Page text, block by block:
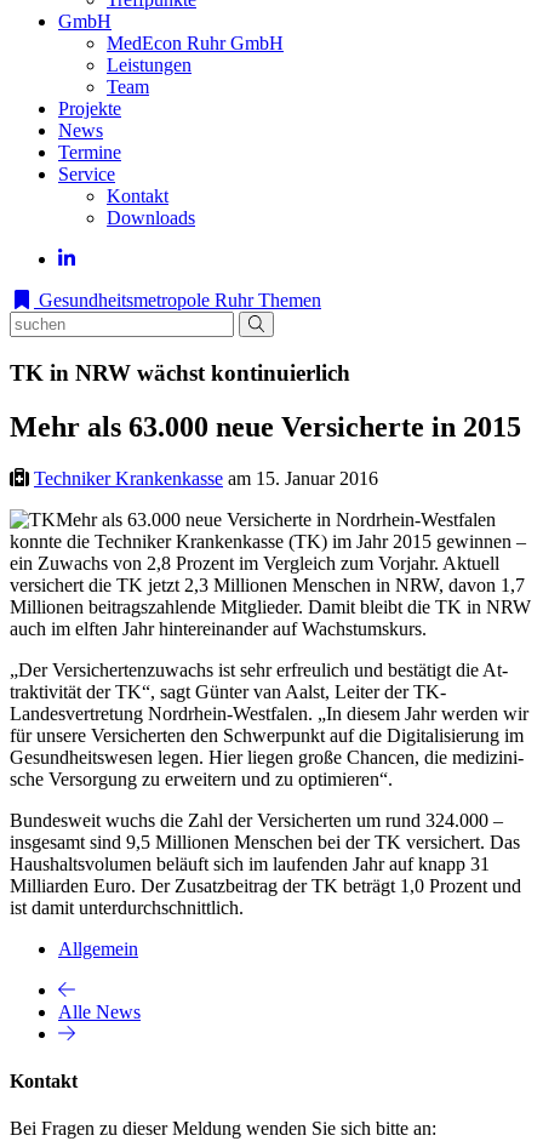
GmbH
MedEcon Ruhr GmbH
Leistungen
Team
Projekte
News
Termine
Service
Kontakt
Downloads
Gesundheitsmetropole Ruhr Themen
TK in NRW wächst kontinuierlich
Mehr als 63.000 neue Versicherte in 2015
Techniker Krankenkasse am 15. Januar 2016
Mehr als 63.000 neue Versicherte in Nordrhein-Westfalen
konnte die Techniker Krankenkasse (TK) im Jahr 2015 gewinnen –
ein Zuwachs von 2,8 Prozent im Vergleich zum Vorjahr. Aktuell
versichert die TK jetzt 2,3 Millionen Menschen in NRW, davon 1,7
Millionen beitragszahlende Mitglieder. Damit bleibt die TK in NRW
auch im elften Jahr hintereinander auf Wachstumskurs.
„Der Versichertenzuwachs ist sehr erfreulich und bestätigt die At-
traktivität der TK“, sagt Günter van Aalst, Leiter der TK-
Landesvertretung Nordrhein-Westfalen. „In diesem Jahr werden wir
für unsere Versicherten den Schwerpunkt auf die Digitalisierung im
Gesundheitswesen legen. Hier liegen große Chancen, die medizini-
sche Versorgung zu erweitern und zu optimieren“.
Bundesweit wuchs die Zahl der Versicherten um rund 324.000 –
insgesamt sind 9,5 Millionen Menschen bei der TK versichert. Das
Haushaltsvolumen beläuft sich im laufenden Jahr auf knapp 31
Milliarden Euro. Der Zusatzbeitrag der TK beträgt 1,0 Prozent und
ist damit unterdurchschnittlich.
Allgemein
Alle News
Kontakt
Bei Fragen zu dieser Meldung wenden Sie sich bitte an: